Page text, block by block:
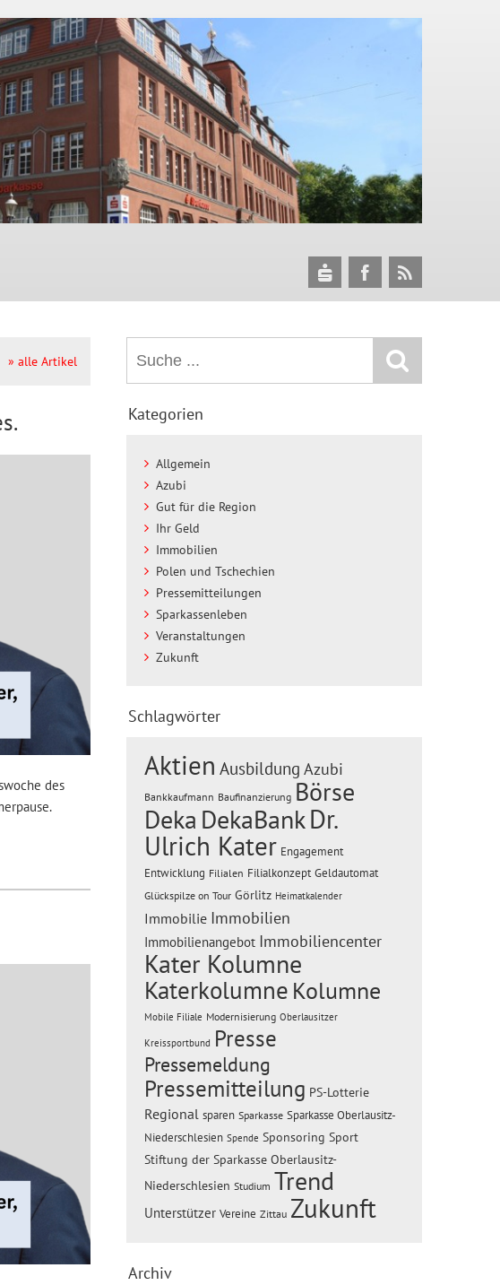
» alle Artikel
des
Kategorien
Allgemein
Azubi
Gut für die Region
Ihr Geld
Immobilien
Polen und Tschechien
Pressemitteilungen
Sparkassenleben
Veranstaltungen
Zukunft
Schlagwörter
Aktien Ausbildung Azubi
Bankkaufmann Baufinanzierung Börse
Deka DekaBankDr.
Ulrich Kater Engagement
Entwicklung Filialen Filialkonzept Geldautomat
Glückspilze on Tour Görlitz Heimatkalender
Immobilie Immobilien
Immobilienangebot Immobiliencenter
Kater Kolumne
Katerkolumne Kolumne
Mobile Filiale Modernisierung Oberlausitzer
Kreissportbund Presse
Pressemeldung
Pressemitteilung PS-Lotterie
Regional sparen Sparkasse Sparkasse Oberlausitz-
Niederschlesien Spende Sponsoring Sport
Stiftung der Sparkasse Oberlausitz-
Niederschlesien Studium Trend
Unterstützer Vereine Zittau Zukunft
Archiv